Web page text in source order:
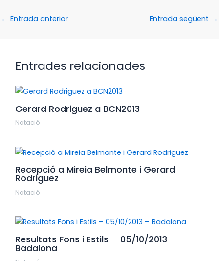
← Entrada anterior Entrada següent →
Entrades relacionades
Gerard Rodriguez a BCN2013
Natació
Recepció a Mireia Belmonte i Gerard
Rodriguez
Natació
Resultats Fons i Estils – 05/10/2013 –
Badalona